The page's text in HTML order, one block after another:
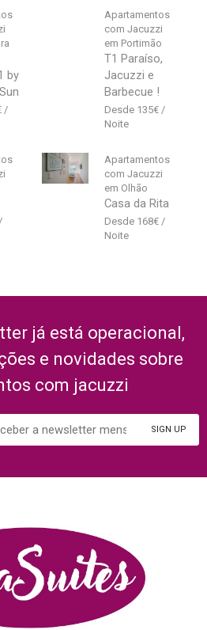
by
Apartamentos
com Jacuzzi
em Portimão
T1 Paraíso,
Jacuzzi e
Barbecue !
135€
Apartamentos
com Jacuzzi
em Olhão
Casa da Rita
168€
já está operacional,
e novidades sobre
com jacuzzi